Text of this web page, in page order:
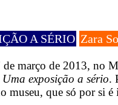
A SÉRIO Zara
março de 2013, no
exposição a sério.
museu, que só por si